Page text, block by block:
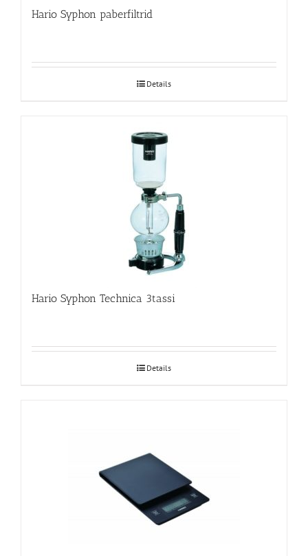
Hario Syphon paberfiltrid
Details
Hario Syphon Technica 3tassi
Details